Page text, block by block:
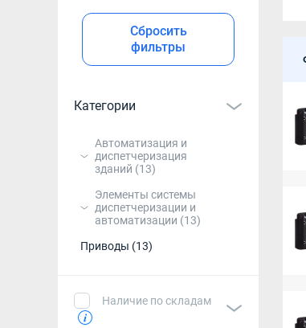
Сбросить
фильтры
Категории
Автоматизация и
диспетчеризация
зданий (13)
Элементы системы
диспетчеризации и
автоматизации (13)
Приводы (13)
Наличие по складам